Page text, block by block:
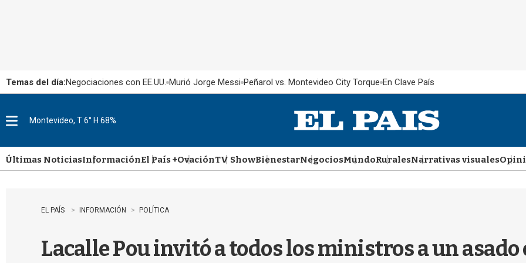
Temas del día:Negociaciones con EE.UU. Murió Jorge Messi Peñarol vs. Montevideo City Torque En Clave País
u
Montevideo, T 6° H 68%
Últimas NoticiasInformaciónEl País +OvaciónTV ShowBienestarNegociosMundoRuralesNarrativas visuales
EL PAÍS INFORMACIÓN POLÍTICA
Lacalle Pou invitó a todos los ministros a un